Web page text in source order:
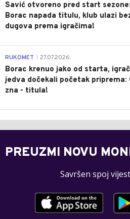
Savić otvoreno pred start sezone:
Borac napada titulu, klub ulazi
dugova prema igračima!
RUKOMET 27.07.2026.
Borac krenuo jako od starta,
jedva dočekali početak priprema:
zna - titula!
PREUZMI NOVU
Savršen spoj